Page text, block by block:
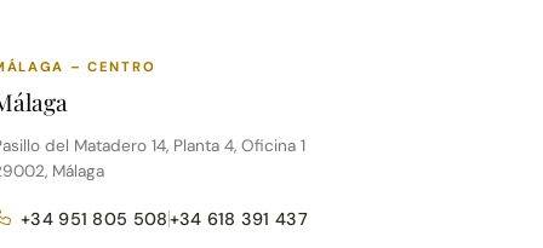
– CENTRO
del Matadero 14, Planta 4, Oficina 1
Málaga
+34 951 805 508+34 618 391 437